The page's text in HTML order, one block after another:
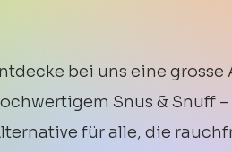
bei uns eine grosse
Snus & Snuff
für alle, die